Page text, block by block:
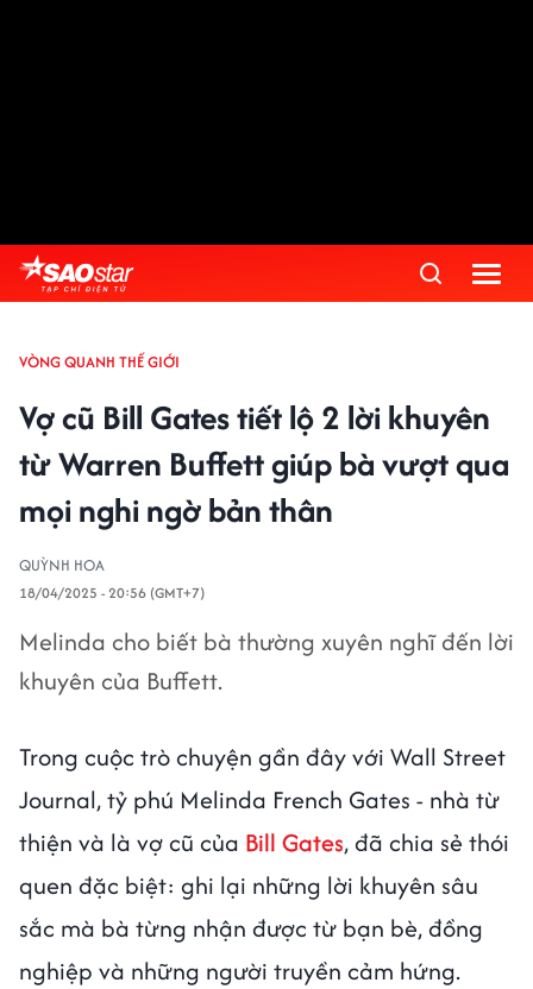
VÒNG QUANH THẾ GIỚI
Vợ cũ Bill Gates tiết lộ 2 lời khuyên
từ Warren Buffett giúp bà vượt qua
mọi nghi ngờ bản thân
QUỲNH HOA
18/04/2025 - 20:56 (GMT+7)
Melinda cho biết bà thường xuyên nghĩ đến lời
khuyên của Buffett.
Trong cuộc trò chuyện gần đây với Wall Street
Journal, tỷ phú Melinda French Gates - nhà từ
thiện và là vợ cũ của Bill Gates, đã chia sẻ thói
quen đặc biệt: ghi lại những lời khuyên sâu
sắc mà bà từng nhận được từ bạn bè, đồng
nghiệp và những người truyền cảm hứng.